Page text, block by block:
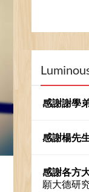
感謝謝學
感謝楊先
感謝各方
願大德研